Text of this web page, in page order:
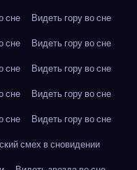
сне
Видеть гору во сне
сне
Видеть гору во сне
сне
Видеть гору во сне
сне
Видеть гору во сне
сне
Видеть гору во сне
смех в сновидении